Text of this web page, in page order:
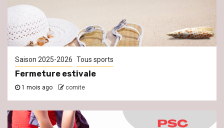
Saison 2025-2026 Tous sports
Fermeture estivale
1 mois ago comite